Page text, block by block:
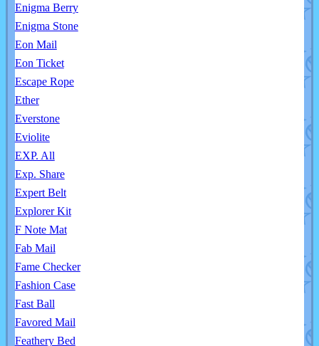
Enigma Berry
Enigma Stone
Eon Mail
Eon Ticket
Escape Rope
Ether
Everstone
Eviolite
EXP. All
Exp. Share
Expert Belt
Explorer Kit
F Note Mat
Fab Mail
Fame Checker
Fashion Case
Fast Ball
Favored Mail
Feathery Bed